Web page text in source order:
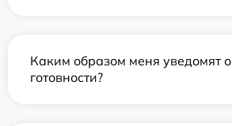
Каким образом меня уведомят о
готовности?